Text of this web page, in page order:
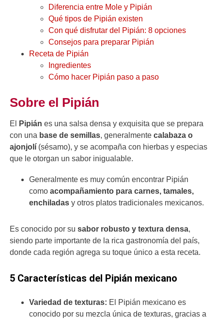
Diferencia entre Mole y Pipián
Qué tipos de Pipián existen
Con qué disfrutar del Pipián: 8 opciones
Consejos para preparar Pipián
Receta de Pipián
Ingredientes
Cómo hacer Pipián paso a paso
Sobre el Pipián
El Pipián es una salsa densa y exquisita que se prepara
con una base de semillas, generalmente calabaza o
ajonjolí (sésamo), y se acompaña con hierbas y especias
que le otorgan un sabor inigualable.
Generalmente es muy común encontrar Pipián
como acompañamiento para carnes, tamales,
enchiladas y otros platos tradicionales mexicanos.
Es conocido por su sabor robusto y textura densa,
siendo parte importante de la rica gastronomía del país,
donde cada región agrega su toque único a esta receta.
5 Características del Pipián mexicano
Variedad de texturas: El Pipián mexicano es
conocido por su mezcla única de texturas, gracias a